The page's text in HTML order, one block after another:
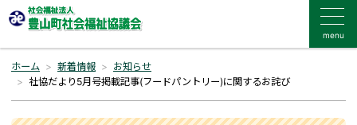
menu
ホーム 新着情報
お知らせ
社協だより5月号掲載記事(フードパントリー)に関するお詫び